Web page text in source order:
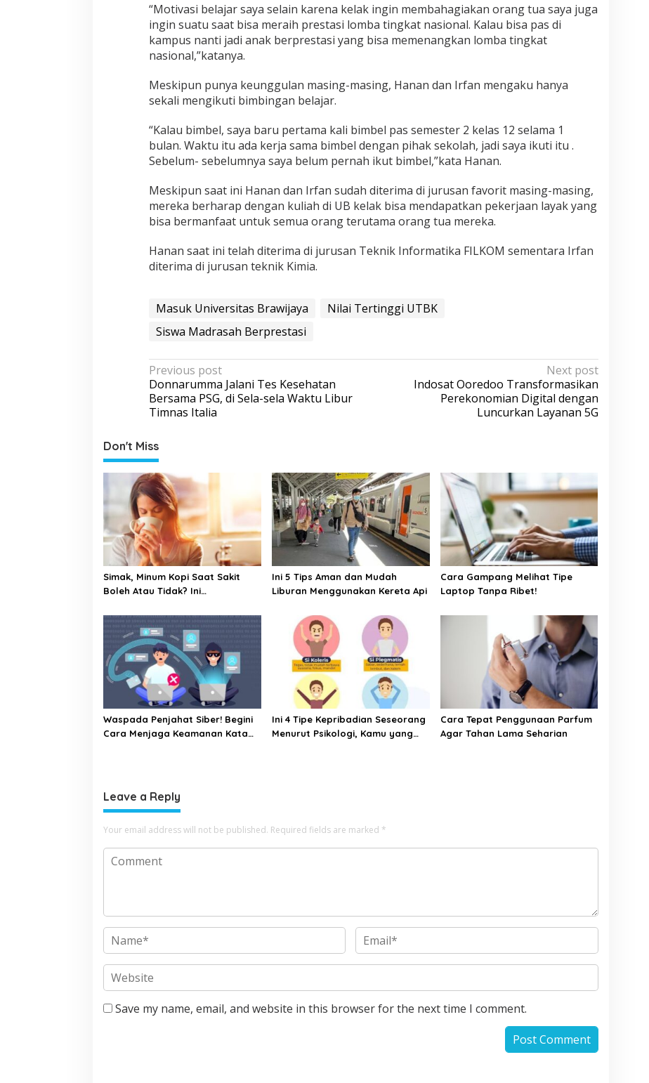
“Motivasi belajar saya selain karena kelak ingin membahagiakan orang tua saya juga
ingin suatu saat bisa meraih prestasi lomba tingkat nasional. Kalau bisa pas di
kampus nanti jadi anak berprestasi yang bisa memenangkan lomba tingkat
nasional,”katanya.
Meskipun punya keunggulan masing-masing, Hanan dan Irfan mengaku hanya
sekali mengikuti bimbingan belajar.
“Kalau bimbel, saya baru pertama kali bimbel pas semester 2 kelas 12 selama 1
bulan. Waktu itu ada kerja sama bimbel dengan pihak sekolah, jadi saya ikuti itu .
Sebelum- sebelumnya saya belum pernah ikut bimbel,”kata Hanan.
Meskipun saat ini Hanan dan Irfan sudah diterima di jurusan favorit masing-masing,
mereka berharap dengan kuliah di UB kelak bisa mendapatkan pekerjaan layak yang
bisa bermanfaat untuk semua orang terutama orang tua mereka.
Hanan saat ini telah diterima di jurusan Teknik Informatika FILKOM sementara Irfan
diterima di jurusan teknik Kimia.
Masuk Universitas Brawijaya
Nilai Tertinggi UTBK
Siswa Madrasah Berprestasi
P
o
s
n
a
v
i
g
a
t
i
n
Previous post
Donnarumma Jalani Tes Kesehatan
Bersama PSG, di Sela-sela Waktu Libur
Timnas Italia
Next post
Indosat Ooredoo Transformasikan
Perekonomian Digital dengan
Luncurkan Layanan 5G
Don't Miss
Simak, Minum Kopi Saat Sakit
Boleh Atau Tidak? Ini
Ini 5 Tips Aman dan Mudah
Liburan Menggunakan Kereta Api
Cara Gampang Melihat Tipe
Laptop Tanpa Ribet!
Waspada Penjahat Siber! Begini
Cara Menjaga Keamanan Kata
Ini 4 Tipe Kepribadian Seseorang
Menurut Psikologi, Kamu yang
Cara Tepat Penggunaan Parfum
Agar Tahan Lama Seharian
Leave a Reply
Your email address will not be published. Required fields are marked *
Save my name, email, and website in this browser for the next time I comment.